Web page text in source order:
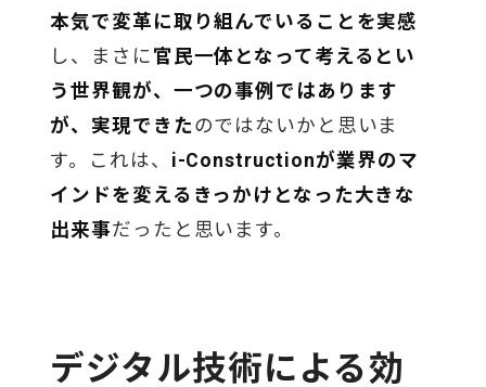
本気で変革に取り組んでいることを実感
し、まさに 官民一体となって考えるとい
う世界観が、一つの事例ではあります
が、実現できた のではないかと思いま
す。これは、 i-Constructionが業界のマ
インドを変えるきっかけとなった大きな
出来事だったと思います。
デジタル技術による効